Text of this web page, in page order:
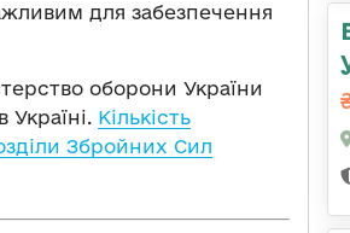
для забезпечення
оборони України
Кількість
Збройних Сил